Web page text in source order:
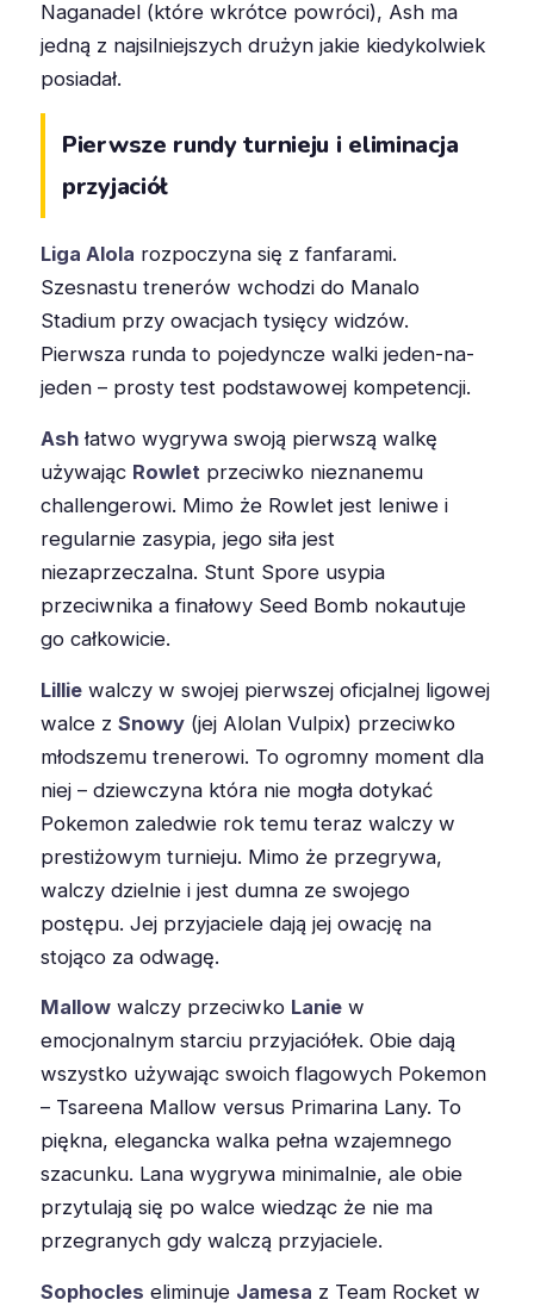
Naganadel (które wkrótce powróci), Ash ma
jedną z najsilniejszych drużyn jakie kiedykolwiek
posiadał.
Pierwsze rundy turnieju i eliminacja
przyjaciół
Liga Alola rozpoczyna się z fanfarami.
Szesnastu trenerów wchodzi do Manalo
Stadium przy owacjach tysięcy widzów.
Pierwsza runda to pojedyncze walki jeden-na-
jeden – prosty test podstawowej kompetencji.
Ash łatwo wygrywa swoją pierwszą walkę
używając Rowlet przeciwko nieznanemu
challengerowi. Mimo że Rowlet jest leniwe i
regularnie zasypia, jego siła jest
niezaprzeczalna. Stunt Spore usypia
przeciwnika a finałowy Seed Bomb nokautuje
go całkowicie.
Lillie walczy w swojej pierwszej oficjalnej ligowej
walce z Snowy (jej Alolan Vulpix) przeciwko
młodszemu trenerowi. To ogromny moment dla
niej – dziewczyna która nie mogła dotykać
Pokemon zaledwie rok temu teraz walczy w
prestiżowym turnieju. Mimo że przegrywa,
walczy dzielnie i jest dumna ze swojego
postępu. Jej przyjaciele dają jej owację na
stojąco za odwagę.
Mallow walczy przeciwko Lanie w
emocjonalnym starciu przyjaciółek. Obie dają
wszystko używając swoich flagowych Pokemon
– Tsareena Mallow versus Primarina Lany. To
piękna, elegancka walka pełna wzajemnego
szacunku. Lana wygrywa minimalnie, ale obie
przytulają się po walce wiedząc że nie ma
przegranych gdy walczą przyjaciele.
Sophocles eliminuje Jamesa z Team Rocket w